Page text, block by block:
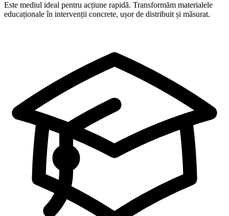
Este mediul ideal pentru acțiune rapidă. Transformăm materialele
educaționale în intervenții concrete, ușor de distribuit și măsurat.